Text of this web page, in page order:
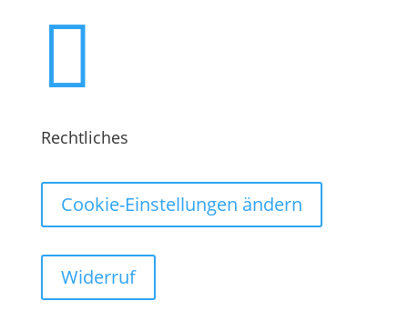

Rechtliches
Cookie-Einstellungen ändern
Widerruf